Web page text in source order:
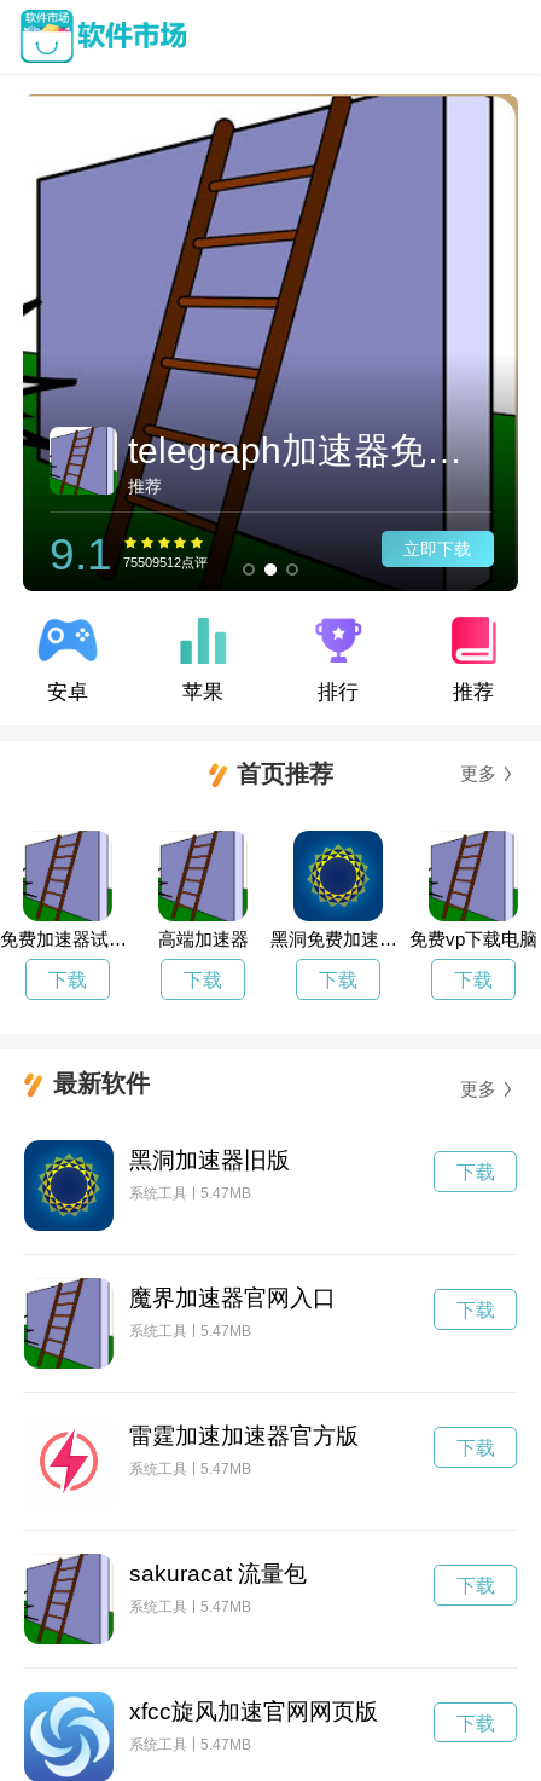
telegraph加速器免费永久
推荐
9.1 75509512点评
立即下载
安卓 苹果 排行 推荐
首页推荐 更多
免费加速器试用一小时
下载
高端加速器
下载
黑洞免费加速官网
下载
免费vp下载电脑
下载
最新软件 更多
黑洞加速器旧版
系统工具 5.47MB
下载
魔界加速器官网入口
系统工具 5.47MB
下载
雷霆加速加速器官方版
系统工具 5.47MB
下载
sakuracat 流量包
系统工具 5.47MB
下载
xfcc旋风加速官网网页版
系统工具 5.47MB
下载